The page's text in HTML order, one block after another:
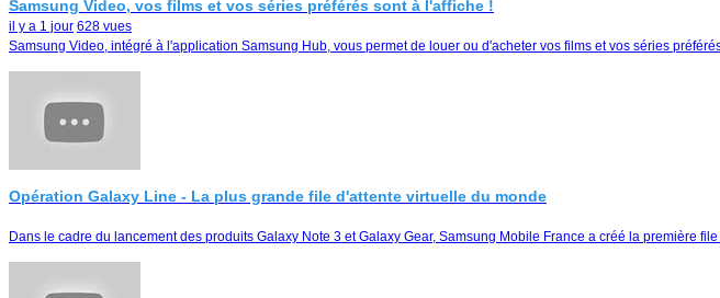
Samsung Video, vos films et vos séries préférés sont à l'affiche !
il y a 1 jour 628 vues
Samsung Video, intégré à l'application Samsung Hub, vous permet de louer ou d'acheter vos films et vos séries
Opération Galaxy Line - La plus grande file d'attente virtuelle du monde
Dans le cadre du lancement des produits Galaxy Note 3 et Galaxy Gear, Samsung Mobile France a créé la première